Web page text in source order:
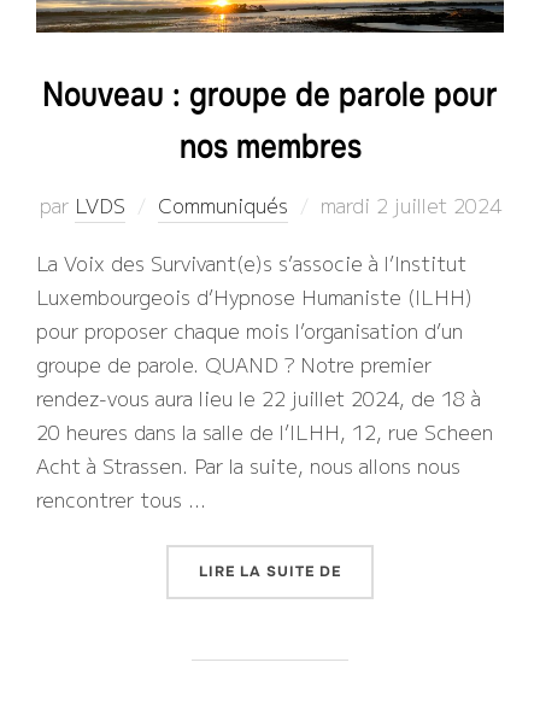
Nouveau : groupe de parole pour
nos membres
par LVDS Communiqués
Publié
mardi 2 juillet 2024
La Voix des Survivant(e)s s’associe à l’Institut
Luxembourgeois d’Hypnose Humaniste (ILHH)
pour proposer chaque mois l’organisation d’un
groupe de parole. QUAND ? Notre premier
rendez-vous aura lieu le 22 juillet 2024, de 18 à
20 heures dans la salle de l’ILHH, 12, rue Scheen
Acht à Strassen. Par la suite, nous allons nous
rencontrer tous …
LIRE LA SUITE DE